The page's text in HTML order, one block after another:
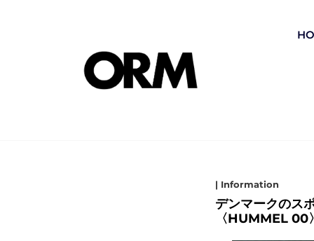
| Information
デンマークのス
〈HUMMEL 00